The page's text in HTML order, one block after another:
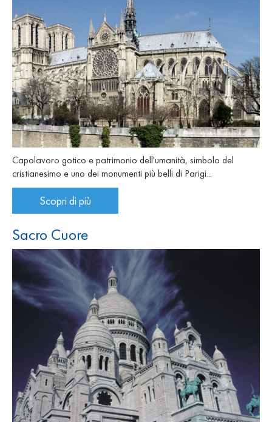
Capolavoro gotico e patrimonio dell'umanità, simbolo del
cristianesimo e uno dei monumenti più belli di Parigi...
Scopri di più
Sacro Cuore